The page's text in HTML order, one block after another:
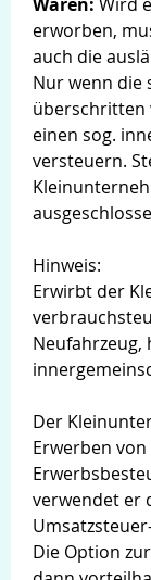
erworben,
auch die
Nur wenn die
überschritten
einen sog.
versteuern.
Hinweis:
Erwirbt der
Neufahrzeug,
Der
Erwerben
verwendet er
Die Option